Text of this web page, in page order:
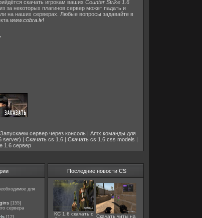
скачать игрокам ваших Counter Strike 1.6
за некоторых плагинов сервер может падать и
на наших серверах. Любые вопросы задавайте в
www.cobra.lv!
Запускаем сервер через консоль| Amx команды для
server) | Скачать cs 1.6| Скачать cs 1.6 css models |
1.6 сервер
для
[155]
сервера
[12]
Последние новости CS
КС 1.6 скачать с Скачать читы на